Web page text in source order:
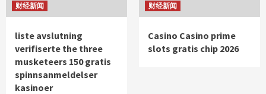
财经新闻
liste avslutning
verifiserte the three
musketeers 150 gratis
spinnsanmeldelser
kasinoer
财经新闻
Casino Casino prime
slots gratis chip 2026